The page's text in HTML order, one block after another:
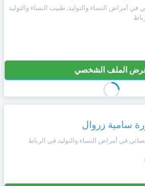
في أمراض النساء والتوليد, طبيب النساء والتوليد
الملف الشخصي
سامية زروال
في أمراض النساء والتوليد في الرباط